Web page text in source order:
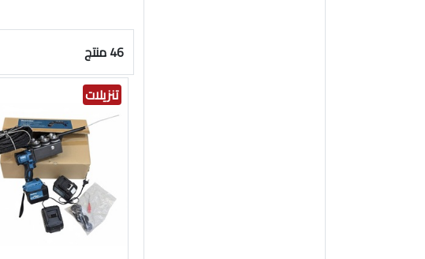
46 منتج
تنزيلات